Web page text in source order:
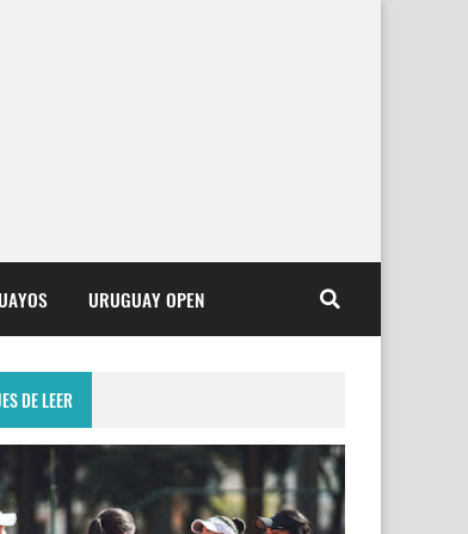
URUGUAY OPEN
DE LEER